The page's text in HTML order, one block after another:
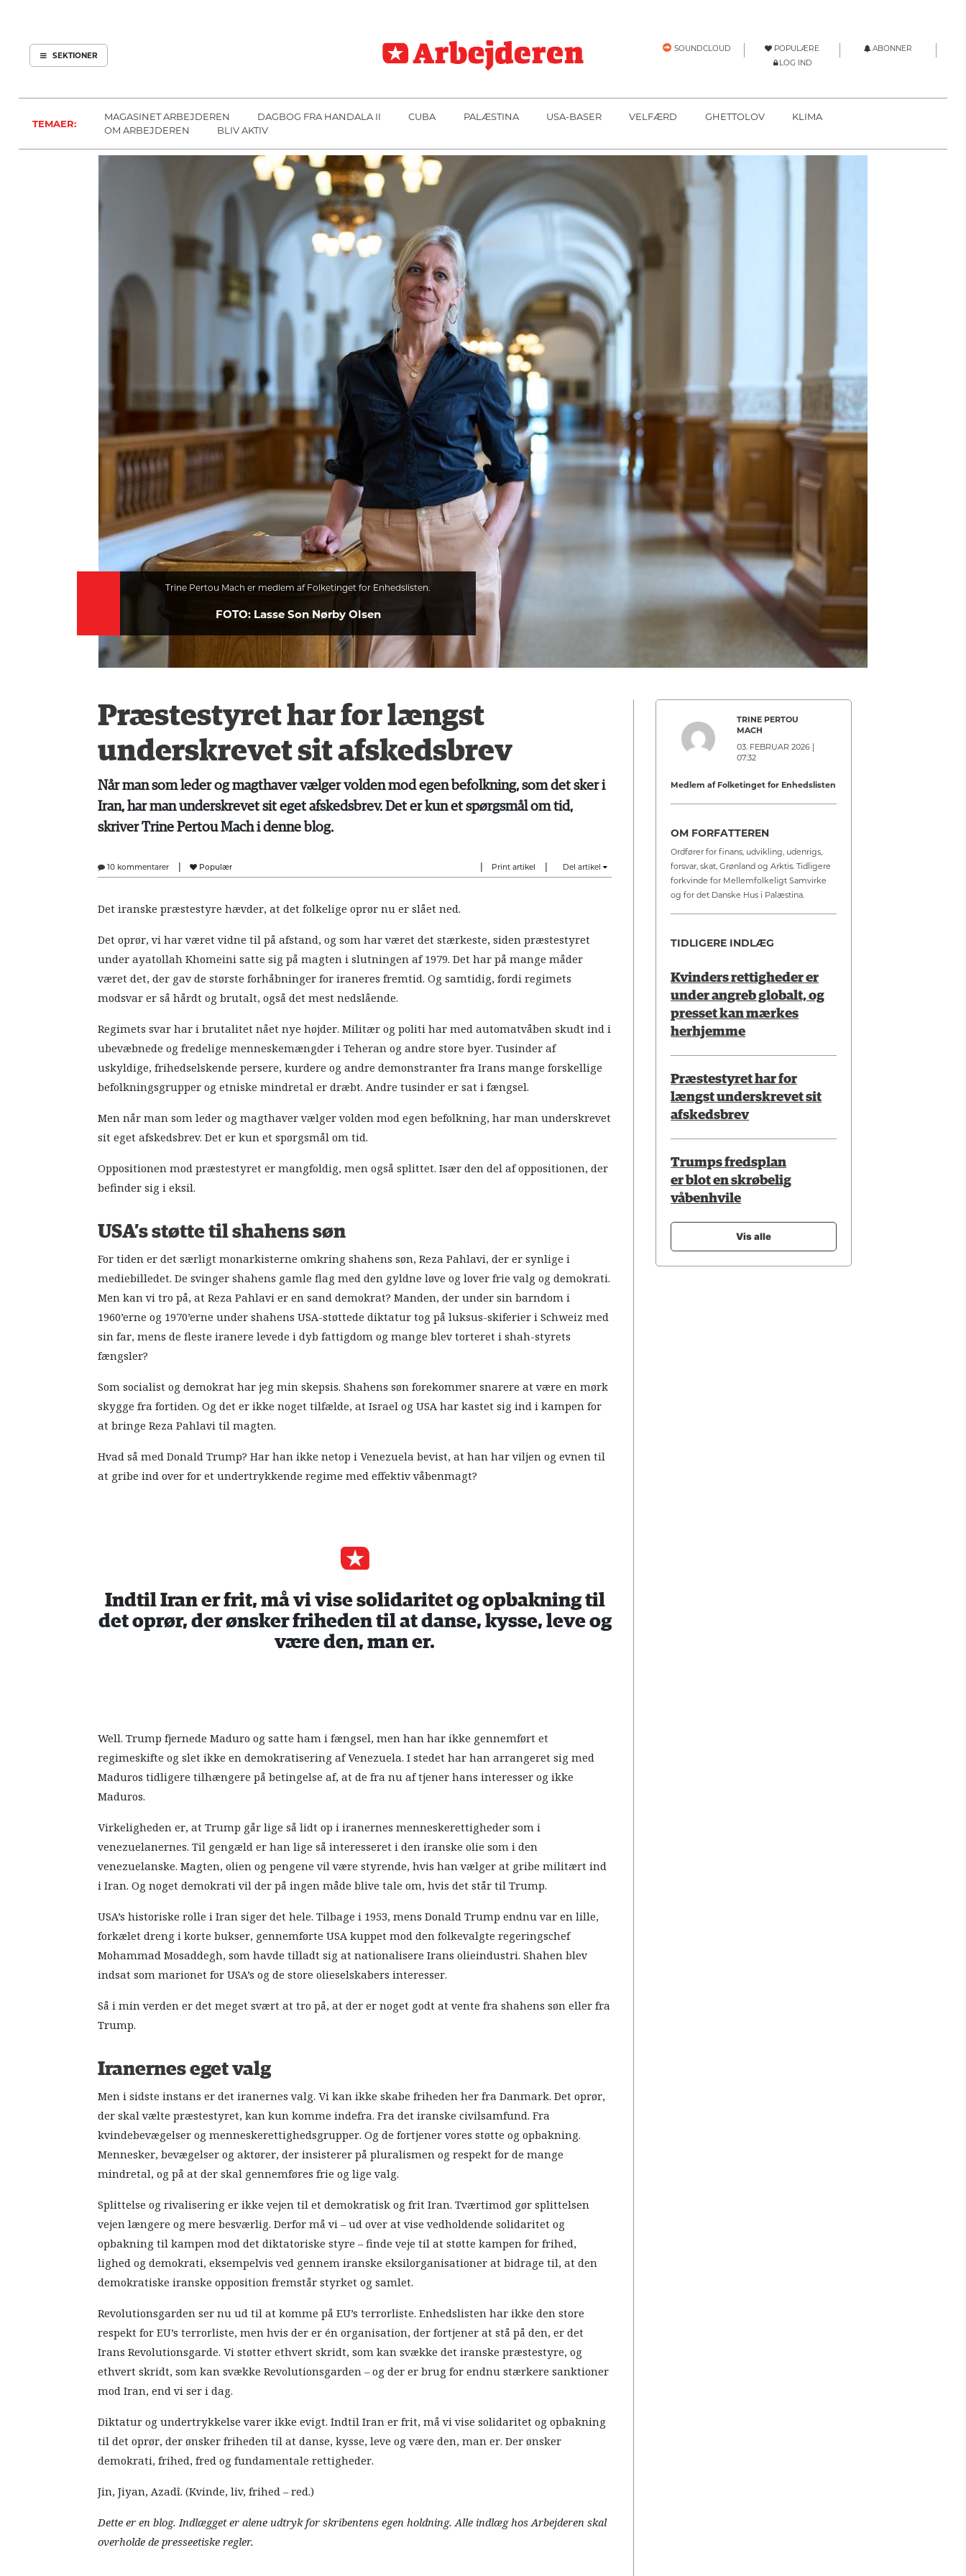
SEKTIONER
ARBEJDEREN
MENER
UDLAND
KULTUR
BLOGS
SOUNDCLOUD
ABONNER
LOG IND
OM
SEKTIONER
SOUNDCLOUD POPULÆRE
ABONNER
LOG IND
TEMAER:
MAGASINET ARBEJDEREN DAGBOG FRA HANDALA II CUBA PALÆSTINA USA-BASER VELFÆRD GHETTOLOV
KLIMA
OM ARBEJDEREN
BLIV AKTIV
Trine Pertou Mach er medlem af Folketinget for Enhedslisten.
FOTO: Lasse Son Nørby Olsen
Præstestyret har for længst
underskrevet sit afskedsbrev
Når man som leder og magthaver vælger volden mod egen befolkning, som det sker i
Iran, har man underskrevet sit eget afskedsbrev. Det er kun et spørgsmål om tid,
skriver Trine Pertou Mach i denne blog.
10 kommentarer Populær Print artikel Del artikel
Det iranske præstestyre hævder, at det folkelige oprør nu er slået ned.
Det oprør, vi har været vidne til på afstand, og som har været det stærkeste, siden præstestyret
under ayatollah Khomeini satte sig på magten i slutningen af 1979. Det har på mange måder
været det, der gav de største forhåbninger for iraneres fremtid. Og samtidig, fordi regimets
modsvar er så hårdt og brutalt, også det mest nedslående.
Regimets svar har i brutalitet nået nye højder. Militær og politi har med automatvåben skudt ind i
ubevæbnede og fredelige menneskemængder i Teheran og andre store byer. Tusinder af
uskyldige, frihedselskende persere, kurdere og andre demonstranter fra Irans mange forskellige
befolkningsgrupper og etniske mindretal er dræbt. Andre tusinder er sat i fængsel.
Men når man som leder og magthaver vælger volden mod egen befolkning, har man underskrevet
sit eget afskedsbrev. Det er kun et spørgsmål om tid.
Oppositionen mod præstestyret er mangfoldig, men også splittet. Især den del af oppositionen, der
befinder sig i eksil.
USA’s støtte til shahens søn
For tiden er det særligt monarkisterne omkring shahens søn, Reza Pahlavi, der er synlige i
mediebilledet. De svinger shahens gamle flag med den gyldne løve og lover frie valg og demokrati.
Men kan vi tro på, at Reza Pahlavi er en sand demokrat? Manden, der under sin barndom i
1960’erne og 1970’erne under shahens USA-støttede diktatur tog på luksus-skiferier i Schweiz med
sin far, mens de fleste iranere levede i dyb fattigdom og mange blev torteret i shah-styrets
fængsler?
Som socialist og demokrat har jeg min skepsis. Shahens søn forekommer snarere at være en mørk
skygge fra fortiden. Og det er ikke noget tilfælde, at Israel og USA har kastet sig ind i kampen for
at bringe Reza Pahlavi til magten.
Hvad så med Donald Trump? Har han ikke netop i Venezuela bevist, at han har viljen og evnen til
at gribe ind over for et undertrykkende regime med effektiv våbenmagt?
Indtil Iran er frit, må vi vise solidaritet og opbakning til
det oprør, der ønsker friheden til at danse, kysse, leve og
være den, man er.
Well. Trump fjernede Maduro og satte ham i fængsel, men han har ikke gennemført et
regimeskifte og slet ikke en demokratisering af Venezuela. I stedet har han arrangeret sig med
Maduros tidligere tilhængere på betingelse af, at de fra nu af tjener hans interesser og ikke
Maduros.
Virkeligheden er, at Trump går lige så lidt op i iranernes menneskerettigheder som i
venezuelanernes. Til gengæld er han lige så interesseret i den iranske olie som i den
venezuelanske. Magten, olien og pengene vil være styrende, hvis han vælger at gribe militært ind
i Iran. Og noget demokrati vil der på ingen måde blive tale om, hvis det står til Trump.
USA’s historiske rolle i Iran siger det hele. Tilbage i 1953, mens Donald Trump endnu var en lille,
forkælet dreng i korte bukser, gennemførte USA kuppet mod den folkevalgte regeringschef
Mohammad Mosaddegh, som havde tilladt sig at nationalisere Irans olieindustri. Shahen blev
indsat som marionet for USA’s og de store olieselskabers interesser.
Så i min verden er det meget svært at tro på, at der er noget godt at vente fra shahens søn eller fra
Trump.
Iranernes eget valg
Men i sidste instans er det iranernes valg. Vi kan ikke skabe friheden her fra Danmark. Det oprør,
der skal vælte præstestyret, kan kun komme indefra. Fra det iranske civilsamfund. Fra
kvindebevægelser og menneskerettighedsgrupper. Og de fortjener vores støtte og opbakning.
Mennesker, bevægelser og aktører, der insisterer på pluralismen og respekt for de mange
mindretal, og på at der skal gennemføres frie og lige valg.
Splittelse og rivalisering er ikke vejen til et demokratisk og frit Iran. Tværtimod gør splittelsen
vejen længere og mere besværlig. Derfor må vi – ud over at vise vedholdende solidaritet og
opbakning til kampen mod det diktatoriske styre – finde veje til at støtte kampen for frihed,
lighed og demokrati, eksempelvis ved gennem iranske eksilorganisationer at bidrage til, at den
demokratiske iranske opposition fremstår styrket og samlet.
Revolutionsgarden ser nu ud til at komme på EU’s terrorliste. Enhedslisten har ikke den store
respekt for EU’s terrorliste, men hvis der er én organisation, der fortjener at stå på den, er det
Irans Revolutionsgarde. Vi støtter ethvert skridt, som kan svække det iranske præstestyre, og
ethvert skridt, som kan svække Revolutionsgarden – og der er brug for endnu stærkere sanktioner
mod Iran, end vi ser i dag.
Diktatur og undertrykkelse varer ikke evigt. Indtil Iran er frit, må vi vise solidaritet og opbakning
til det oprør, der ønsker friheden til at danse, kysse, leve og være den, man er. Der ønsker
demokrati, frihed, fred og fundamentale rettigheder.
Jin, Jiyan, Azadî. (Kvinde, liv, frihed – red.)
Dette er en blog. Indlægget er alene udtryk for skribentens egen holdning. Alle indlæg hos Arbejderen skal
overholde de presseetiske regler.
TRINE PERTOU
MACH
03. FEBRUAR 2026 |
07:32
Medlem af Folketinget for Enhedslisten
OM FORFATTEREN
Ordfører for finans, udvikling, udenrigs,
forsvar, skat, Grønland og Arktis. Tidligere
forkvinde for Mellemfolkeligt Samvirke
og for det Danske Hus i Palæstina.
TIDLIGERE INDLÆG
Kvinders rettigheder er
under angreb globalt, og
presset kan mærkes
herhjemme
Præstestyret har for
længst underskrevet sit
afskedsbrev
Trumps fredsplan
er blot en skrøbelig
våbenhvile
Vis alle